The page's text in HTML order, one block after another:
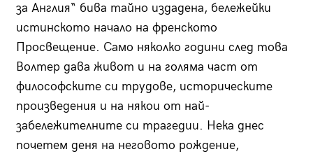
за Англия“ бива тайно издадена, бележейки
истинското начало на френското
Просвещение. Само няколко години след това
Волтер дава живот и на голяма част от
философските си трудове, историческите
произведения и на някои от най-
забележителните си трагедии. Нека днес
почетем деня на неговото рождение,